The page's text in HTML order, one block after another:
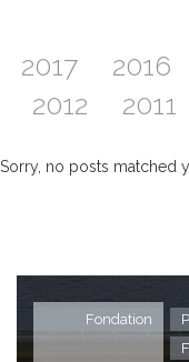
2017 2016
2012
2011
Sorry, no posts matched
Fondation